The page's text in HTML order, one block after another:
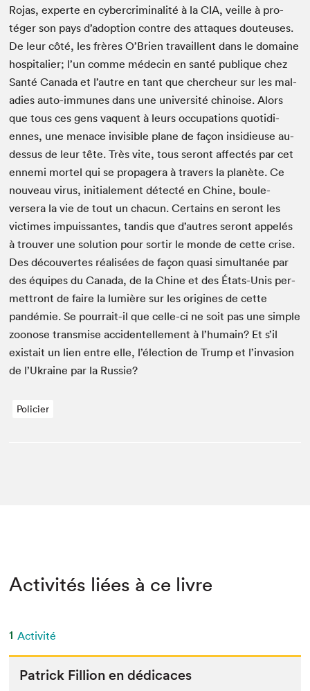
Rojas, experte en cyber­crim­i­nal­ité à laCIA, veille à pro­
téger son pays d’adoption con­tre des attaques dou­teuses.
De leur côté, les frères O’Brien tra­vail­lent dans le domaine
hos­pi­tal­ier; l’un comme médecin en san­té publique chez
San­té Cana­da et l’autre en tant que chercheur sur les mal­
adies auto-immunes dans une uni­ver­sité chi­noise. Alors
que tous ces gens vaque­nt à leurs occu­pa­tions quo­ti­di­
ennes, une men­ace invis­i­ble plane de façon insi­dieuse au-
dessus de leur tête. Très vite, tous seront affec­tés par cet
enne­mi mor­tel qui se propagera à tra­vers la planète. Ce
nou­veau virus, ini­tiale­ment détec­té en Chine, boule­
versera la vie de tout un cha­cun. Cer­tains en seront les
vic­times impuis­santes, tan­dis que d’autres seront appelés
à trou­ver une solu­tion pour sor­tir le monde de cette crise.
Des décou­vertes réal­isées de façon qua­si simul­tanée par
des équipes du Cana­da, de la Chine et des États-Unis per­
me­t­tront de faire la lumière sur les orig­ines de cette
pandémie. Se pour­rait-il que celle-ci ne soit pas une sim­ple
zoonose trans­mise acci­den­telle­ment à l’humain? Et s’il
exis­tait un lien entre elle, l’élection de Trump et l’invasion
de l’Ukraine par la Russie?
Policier
Activités liées à ce livre
1 Activité
Patrick Fil­lion en dédicaces